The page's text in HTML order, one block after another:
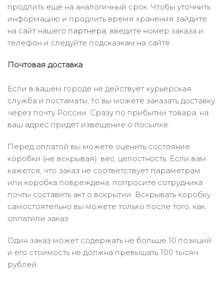
продлить ещё на аналогичный срок. Чтобы уточнить
информацию и продлить время хранения зайдите
на сайт нашего партнера, введите номер заказа и
телефон и следуйте подсказкам на сайте.
Почтовая доставка
Если в вашем городе не действует курьерская
служба и постаматы, то вы можете заказать доставку
через почту России. Сразу по прибытии товара, на
ваш адрес придет извещение о посылке.
Перед оплатой вы можете оценить состояние
коробки (не вскрывая): вес, целостность. Если вам
кажется, что заказ не соответствует параметрам
или коробка повреждена, попросите сотрудника
почты составить акт о вскрытии. Вскрывать коробку
самостоятельно вы можете только после того, как
оплатили заказ.
Один заказ может содержать не больше 10 позиций
и его стоимость не должна превышать 100 тысяч
рублей.